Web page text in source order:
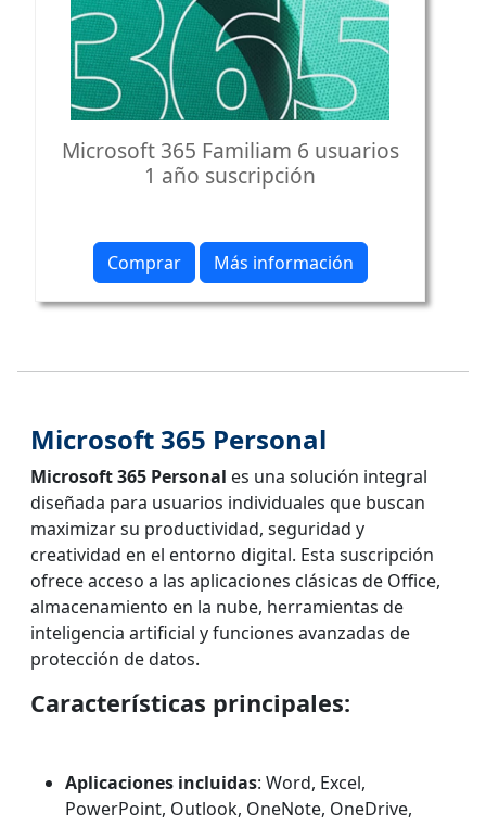
Microsoft 365 Familiam 6 usuarios
1 año suscripción
Comprar Más información
Microsoft 365 Personal
Microsoft 365 Personal es una solución integral
diseñada para usuarios individuales que buscan
maximizar su productividad, seguridad y
creatividad en el entorno digital. Esta suscripción
ofrece acceso a las aplicaciones clásicas de Office,
almacenamiento en la nube, herramientas de
inteligencia artificial y funciones avanzadas de
protección de datos.
Características principales:
Aplicaciones incluidas: Word, Excel,
PowerPoint, Outlook, OneNote, OneDrive,